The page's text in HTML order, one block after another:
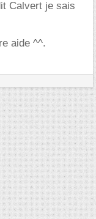
Calvert je sais
aide ^^.